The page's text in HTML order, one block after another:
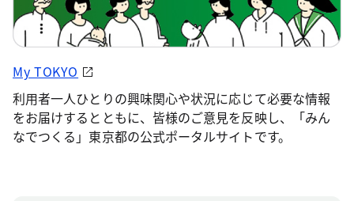
My TOKYO
利用者一人ひとりの興味関心や状況に応じて必要な情報
をお届けするとともに、皆様のご意見を反映し、「みん
なでつくる」東京都の公式ポータルサイトです。